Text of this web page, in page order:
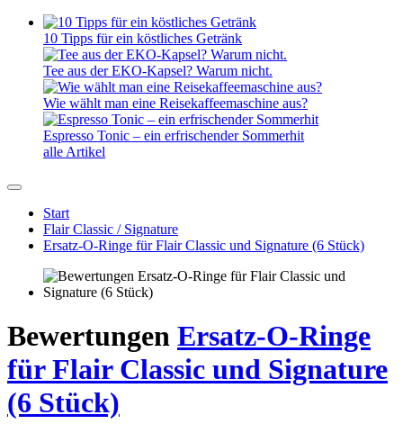
10 Tipps für ein köstliches Getränk
Tee aus der EKO-Kapsel? Warum nicht.
Wie wählt man eine Reisekaffeemaschine aus?
Espresso Tonic – ein erfrischender Sommerhit
alle Artikel
Start
Flair Classic / Signature
Ersatz-O-Ringe für Flair Classic und Signature (6 Stück)
Bewertungen Ersatz-O-Ringe
für Flair Classic und Signature
(6 Stück)